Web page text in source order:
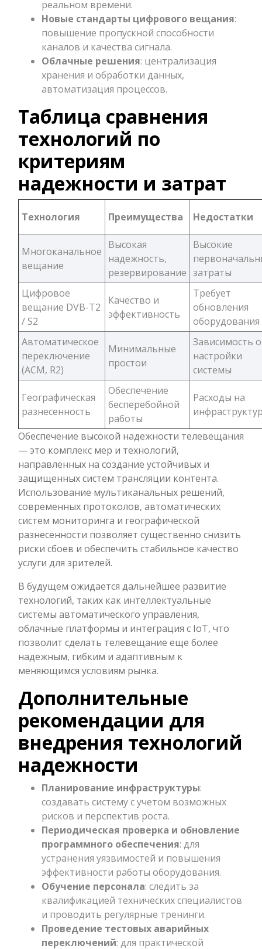
реальном времени.
Новые стандарты цифрового вещания:
повышение пропускной способности
каналов и качества сигнала.
Облачные решения: централизация
хранения и обработки данных,
автоматизация процессов.
Таблица сравнения
технологий по
критериям
надежности и затрат
Технология Преимущества Недостатки
Многоканальное
вещание
Высокая
надежность,
резервирование
Высокие
затраты
Цифровое
вещание DVB-T2
/ S2
Качество и
эффективность
Требует
обновления
оборудования
Автоматическое
переключение
(ACM, R2)
Минимальные
простои
Зависимость
настройки
системы
Географическая
разнесенность
Обеспечение
бесперебойной
работы
Расходы на
Обеспечение высокой надежности телевещания
— это комплекс мер и технологий,
направленных на создание устойчивых и
защищенных систем трансляции контента.
Использование мультиканальных решений,
современных протоколов, автоматических
систем мониторинга и географической
разнесенности позволяет существенно снизить
риски сбоев и обеспечить стабильное качество
услуги для зрителей.
В будущем ожидается дальнейшее развитие
технологий, таких как интеллектуальные
системы автоматического управления,
облачные платформы и интеграция с IoT, что
позволит сделать телевещание еще более
надежным, гибким и адаптивным к
меняющимся условиям рынка.
Дополнительные
рекомендации для
внедрения технологий
надежности
Планирование инфраструктуры:
создавать систему с учетом возможных
рисков и перспектив роста.
Периодическая проверка и обновление
программного обеспечения: для
устранения уязвимостей и повышения
эффективности работы оборудования.
Обучение персонала: следить за
квалификацией технических специалистов
и проводить регулярные тренинги.
Проведение тестовых аварийных
переключений: для практической